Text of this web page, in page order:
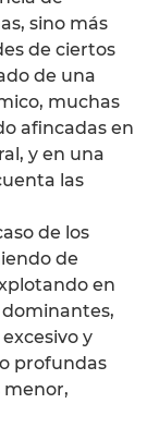
sino más
de ciertos
de una
muchas
afincadas en
y en una
las
de los
de
en
dominantes,
y
profundas
menor,